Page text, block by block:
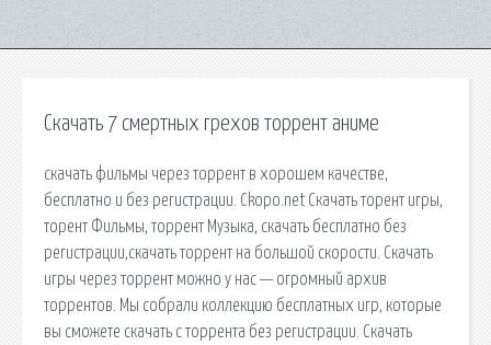
Скачать 7 смертных грехов торрент аниме
скачать фильмы через торрент в хорошем качестве,
бесплатно и без регистрации. Ckopo.net Скачать торент игры,
торент Фильмы, торрент Музыка, скачать бесплатно без
регистрации,скачать торрент на большой скорости. Скачать
игры через торрент можно у нас — огромный архив
торрентов. Мы собрали коллекцию бесплатных игр, которые
вы сможете скачать с торрента без регистрации. Скачать